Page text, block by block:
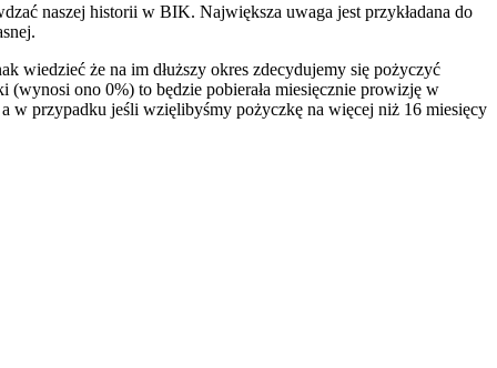
naszej historii w BIK. Największa uwaga jest przykładana do
wiedzieć że na im dłuższy okres zdecydujemy się pożyczyć
(wynosi ono 0%) to będzie pobierała miesięcznie prowizję w
w przypadku jeśli wzięlibyśmy pożyczkę na więcej niż 16 miesięcy